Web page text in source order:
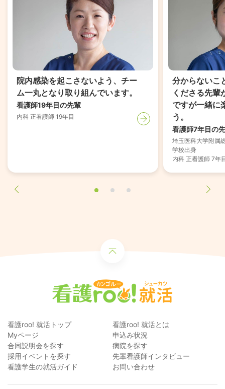
院内感染を起こさないよう、チー
ム一丸となり取り組んでいます。
看護師19年目の先輩
内科 正看護師 19年目
分からないこ
くださる先輩
ですが一緒に
う。
看護師7年目の
埼玉医科大学附属
学校出身
内科 正看護師 7年
看護roo! 就活トップ
看護roo! 就活とは
Myページ
申込み状況
合同説明会を探す
病院を探す
採用イベントを探す
先輩看護師インタビュー
看護学生の就活ガイド
お問い合わせ